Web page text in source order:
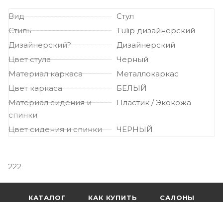
Вид
Стул
Стиль
Tulip дизайнерский
Дизайнерский?
Дизайнерский
Цвет стула
Черный
Материал каркаса
Металлокаркас
Цвет каркаса
БЕЛЫЙ
Материал сидения и
спинки
Пластик / Экокожа
Цвет сидения и спинки ЧЕРНЫЙ
222
КАТАЛОГ КАК КУПИТЬ САЛОНЫ